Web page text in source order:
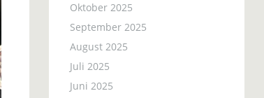
Oktober 2025
September 2025
August 2025
Juli 2025
Juni 2025